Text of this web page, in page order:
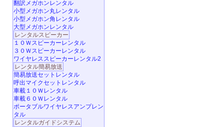
翻訳メガホンレンタル
小型メガホン丸レンタル
小型メガホン角レンタル
大型メガホンレンタル
レンタルスピーカー
１０Ｗスピーカーレンタル
３０Ｗスピーカーレンタル
ワイヤレススピーカーレンタル2
レンタル簡易放送
簡易放送セットレンタル
呼出マイクセットレンタル
車載１０Ｗレンタル
車載６０Ｗレンタル
ポータブルワイヤレスアンプレン
タル
レンタルガイドシステム